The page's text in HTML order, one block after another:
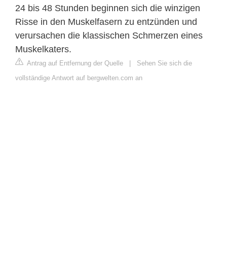
24 bis 48 Stunden beginnen sich die winzigen
Risse in den Muskelfasern zu entzünden und
verursachen die klassischen Schmerzen eines
Muskelkaters.
Antrag auf Entfernung der Quelle | Sehen Sie sich die
vollständige Antwort auf bergwelten.com an